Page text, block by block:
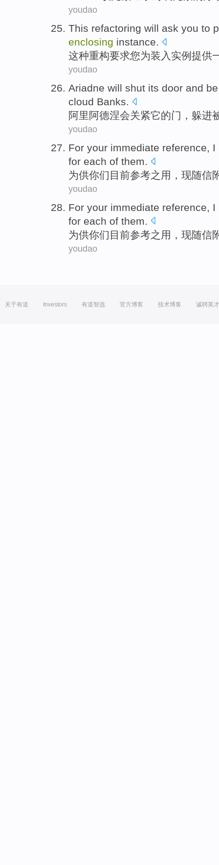
youdao
This refactoring will ask you to
enclosing instance.
这种重构要求您为装入 实例 提供
youdao
Ariadne will shut its door and
cloud Banks.
阿里阿德涅会关紧它的门 ，躲进
youdao
For your immediate reference, I
for each of them.
为供你们 目前参考之用，现随信
youdao
For your immediate reference , I
for each of them.
为供你们 目前参考之用，现随信
youdao
关于有道 Investors 有道智选 官方博客 技术博客 诚聘英才